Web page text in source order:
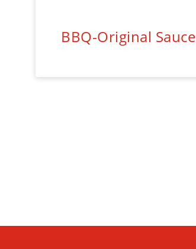
BBQ-Original Sauce